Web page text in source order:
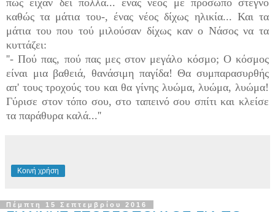
πως είχαν δει πολλά... ένας νέος με πρόσωπο στεγνό
καθώς τα μάτια του-, ένας νέος δίχως ηλικία... Και τα
μάτια του που τού μιλούσαν δίχως καν ο Νάσος να τα
κυττάζει:
''- Πού πας, πού πας μες στον μεγάλο κόσμο; Ο κόσμος
είναι μια βαθειά, θανάσιμη παγίδα! Θα συμπαρασυρθής
απ' τους τροχούς του και θα γίνης λυώμα, λυώμα, λυώμα!
Γύρισε στον τόπο σου, στο ταπεινό σου σπίτι και κλείσε
τα παράθυρα καλά...''
Κοινή χρήση
Πέμπτη 15 Σεπτεμβρίου 2016